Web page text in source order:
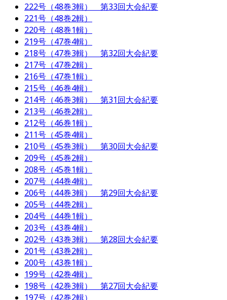
222号（48巻3輯） 第33回大会紀要
221号（48巻2輯）
220号（48巻1輯）
219号（47巻4輯）
218号（47巻3輯） 第32回大会紀要
217号（47巻2輯）
216号（47巻1輯）
215号（46巻4輯）
214号（46巻3輯） 第31回大会紀要
213号（46巻2輯）
212号（46巻1輯）
211号（45巻4輯）
210号（45巻3輯） 第30回大会紀要
209号（45巻2輯）
208号（45巻1輯）
207号（44巻4輯）
206号（44巻3輯） 第29回大会紀要
205号（44巻2輯）
204号（44巻1輯）
203号（43巻4輯）
202号（43巻3輯） 第28回大会紀要
201号（43巻2輯）
200号（43巻1輯）
199号（42巻4輯）
198号（42巻3輯） 第27回大会紀要
197号（42巻2輯）